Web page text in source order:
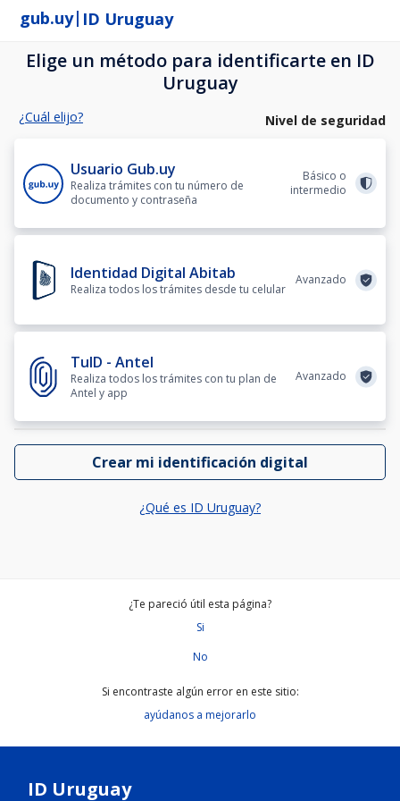
gub.uy| ID Uruguay
Elige un método para identificarte en ID
Uruguay
¿Cuál elijo? Nivel de seguridad
Usuario Gub.uy
Realiza trámites con tu número de
documento y contraseña
Básico o
intermedio
Identidad Digital Abitab
Realiza todos los trámites desde tu celular
Avanzado
TuID - Antel
Realiza todos los trámites con tu plan de
Antel y app
Avanzado
Crear mi identificación digital
¿Qué es ID Uruguay?
¿Te pareció útil esta página?
Si
No
Si encontraste algún error en este sitio:
ayúdanos a mejorarlo
ID Uruguay